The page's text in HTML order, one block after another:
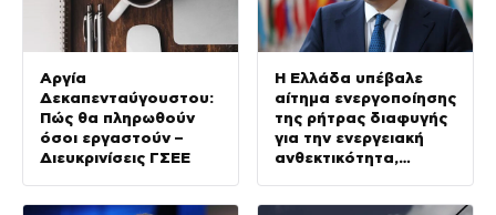
Αργία
Δεκαπενταύγουστου:
Πώς θα πληρωθούν
όσοι εργαστούν –
Διευκρινίσεις ΓΣΕΕ
Η Ελλάδα υπέβαλε
αίτημα ενεργοποίησης
της ρήτρας διαφυγής
για την ενεργειακή
ανθεκτικότητα,